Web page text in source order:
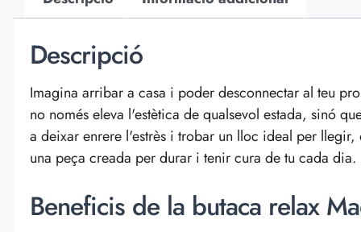
Descripció
Imagina arribar a casa i poder desconnectar al teu
no només eleva l'estètica de qualsevol estada, sinó
a deixar enrere l'estrès i trobar un lloc ideal per
una peça creada per durar i tenir cura de tu cada dia.
Beneficis de la butaca relax